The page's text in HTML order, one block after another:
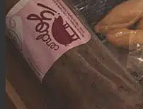
Lomo de
Cestas de
Surtido ibérico
Ofertas de